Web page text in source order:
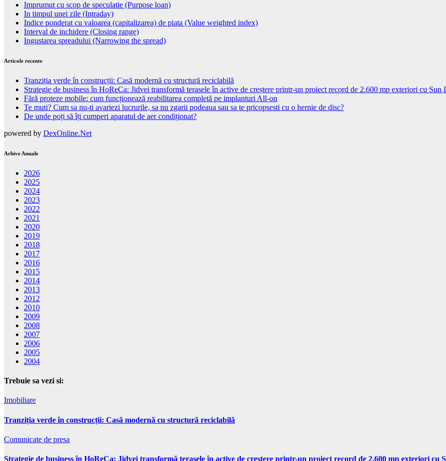
Imprumut cu scop de speculatie (Purpose loan)
In timpul unei zile (Intraday)
Indice ponderat cu valoarea (capitalizarea) de piata (Value weighted index)
Interval de inchidere (Closing range)
Ingustarea spreadului (Narrowing the spread)
Articole recente
Tranziția verde în construcții: Casă modernă cu structură reciclabilă
Strategie de business în HoReCa: Jidvei transformă terasele în active de creștere printr-un proiect record de 2.600 mp exteriori cu Sun
Fără proteze mobile: cum funcționează reabilitarea completă pe implanturi All-on
Te muti? Cum sa nu-ti avariezi lucrurile, sa nu zgarii podeaua sau sa te pricopsesti cu o hernie de disc?
De unde poți să îți cumperi aparatul de aer condiționat?
powered by DexOnline.Net
Arhive Anuale
2026
2025
2024
2023
2022
2021
2020
2019
2018
2017
2016
2015
2014
2013
2012
2010
2009
2008
2007
2006
2005
2004
Trebuie sa vezi si:
Imobiliare
Tranziția verde în construcții: Casă modernă cu structură reciclabilă
Comunicate de presa
Strategie de business în HoReCa: Jidvei transformă terasele în active de creștere printr-un proiect record de 2.600 mp exteriori cu